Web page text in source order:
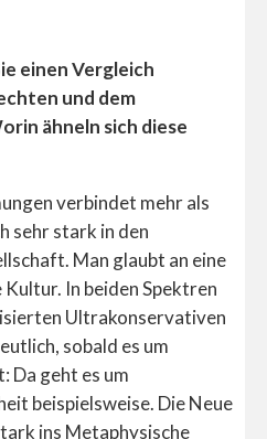
einen Vergleich
und dem
ähneln sich diese
verbindet mehr als
sehr stark in den
Man glaubt an eine
In beiden Spektren
Ultrakonservativen
sobald es um
Da geht es um
beispielsweise. Die Neue
ins Metaphysische